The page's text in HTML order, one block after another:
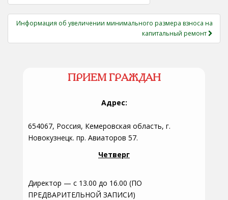
ЗАПИСЕЙ
Информация об увеличении минимального размера взноса на
капитальный ремонт
ПРИЕМ ГРАЖДАН
Адрес:
654067, Россия, Кемеровская область, г.
Новокузнецк. пр. Авиаторов 57.
Четверг
Директор — с 13.00 до 16.00 (ПО
ПРЕДВАРИТЕЛЬНОЙ ЗАПИСИ)